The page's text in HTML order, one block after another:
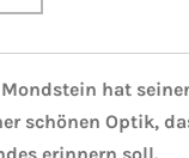
Mondstein hat
schönen Optik,